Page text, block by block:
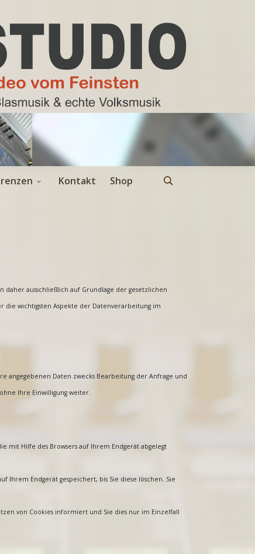
Kontakt Shop
ausschließlich auf Grundlage der gesetzlichen
die wichtigsten Aspekte der Datenverarbeitung im
angegebenen Daten zwecks Bearbeitung der Anfrage und
Ihre Einwilligung weiter.
mit Hilfe des Browsers auf Ihrem Endgerät abgelegt
Ihrem Endgerät gespeichert, bis Sie diese löschen. Sie
von Cookies informiert und Sie dies nur im Einzelfall